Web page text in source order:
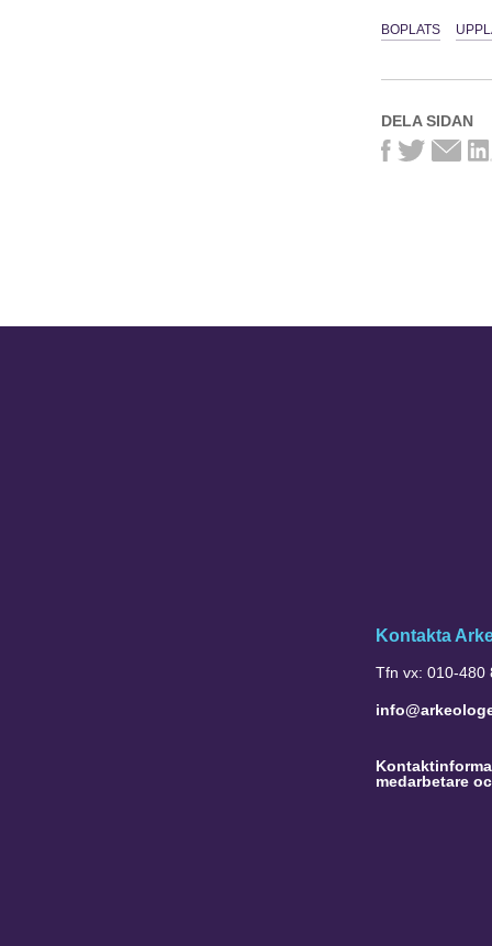
BOPLATS
DELA SIDAN
Kontakta
Tfn vx: 010-480
medarbetare